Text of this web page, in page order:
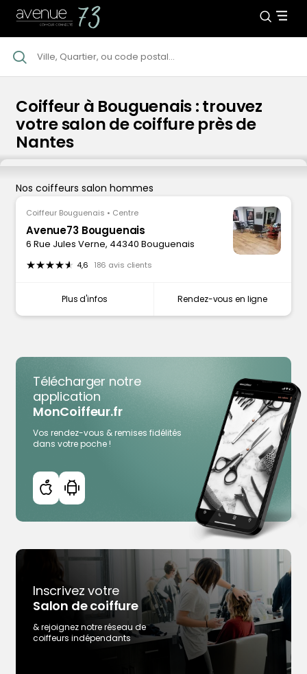
Coiffeur à Bouguenais : trouvez
votre salon de coiffure près de
Nantes
Nos coiffeurs salon hommes
Coiffeur Bouguenais • Centre
Avenue73 Bouguenais
6 Rue Jules Verne, 44340 Bouguenais
4,6 186 avis clients
Plus d'infos Rendez-vous en ligne
Télécharger notre
application
MonCoiffeur.fr
Vos rendez-vous & remises fidélités
dans votre poche !
Inscrivez votre
Salon de coiffure
& rejoignez notre réseau de
coiffeurs indépendants